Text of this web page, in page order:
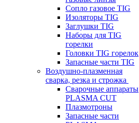
Сопло газовое TIG
Изоляторы TIG
Заглушки TIG
Наборы для TIG
горелки
Головки TIG горелок
Запасные части TIG
Воздушно-плазменная
сварка, резка и строжка
Сварочные аппараты
PLASMA CUT
Плазмотроны
Запасные части